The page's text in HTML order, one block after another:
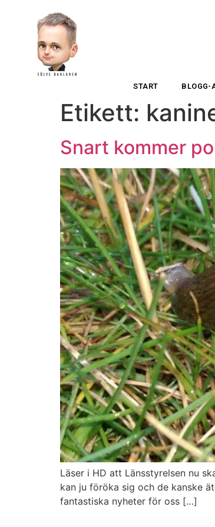
START BLOGG-
Etikett:
Snart kommer
Läser i HD att Länsstyrelsen nu
kan ju föröka sig och de kanske
fantastiska nyheter för oss […]